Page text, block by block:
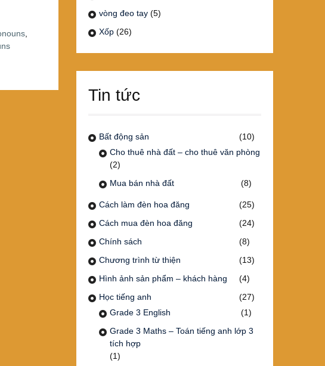
,
vòng đeo tay (5)
Xốp (26)
Tin tức
Bất động sản
(10)
Cho thuê nhà đất – cho thuê văn phòng
(2)
Mua bán nhà đất
(8)
Cách làm đèn hoa đăng
(25)
Cách mua đèn hoa đăng
(24)
Chính sách
(8)
Chương trình từ thiện
(13)
Hình ảnh sản phẩm – khách hàng
(4)
Học tiếng anh
(27)
Grade 3 English
(1)
Grade 3 Maths – Toán tiếng anh lớp 3
tích hợp
(1)